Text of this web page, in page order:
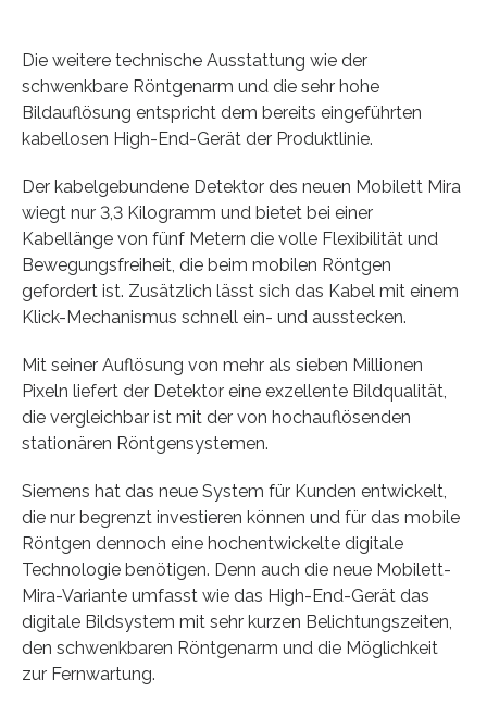
Die weitere technische Ausstattung wie der
schwenkbare Röntgenarm und die sehr hohe
Bildauflösung entspricht dem bereits eingeführten
kabellosen High-End-Gerät der Produktlinie.
Der kabelgebundene Detektor des neuen Mobilett Mira
wiegt nur 3,3 Kilogramm und bietet bei einer
Kabellänge von fünf Metern die volle Flexibilität und
Bewegungsfreiheit, die beim mobilen Röntgen
gefordert ist. Zusätzlich lässt sich das Kabel mit einem
Klick-Mechanismus schnell ein- und ausstecken.
Mit seiner Auflösung von mehr als sieben Millionen
Pixeln liefert der Detektor eine exzellente Bildqualität,
die vergleichbar ist mit der von hochauflösenden
stationären Röntgensystemen.
Siemens hat das neue System für Kunden entwickelt,
die nur begrenzt investieren können und für das mobile
Röntgen dennoch eine hochentwickelte digitale
Technologie benötigen. Denn auch die neue Mobilett-
Mira-Variante umfasst wie das High-End-Gerät das
digitale Bildsystem mit sehr kurzen Belichtungszeiten,
den schwenkbaren Röntgenarm und die Möglichkeit
zur Fernwartung.